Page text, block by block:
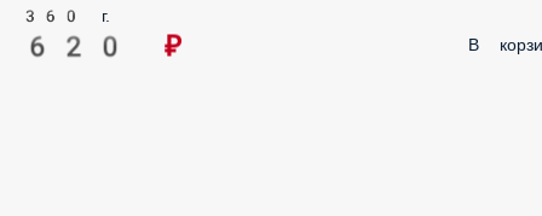
360 г.
620 ₽ В